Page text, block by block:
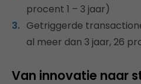
procent 1 – 3 jaar)
Getriggerde
al meer dan 3 jaar, 26
Van innovatie naar